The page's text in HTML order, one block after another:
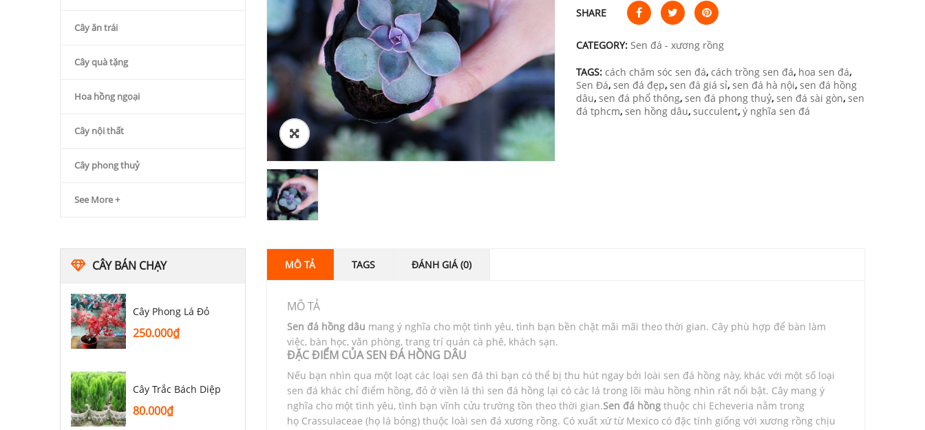
Cây ăn trái
Cây quà tặng
Hoa hồng ngoại
Cây nội thất
Cây phong thuỷ
See More +
CÂY BÁN CHẠY
Cây Phong Lá Đỏ
250.000₫
Cây Trắc Bách Diệp
80.000₫
SHARE
CATEGORY: Sen đá - xương rồng
TAGS: cách chăm sóc sen đá, cách trồng sen đá, hoa sen đá,
Sen Đá, sen đá đẹp, sen đá giá sỉ, sen đá hà nội, sen đá hồng
dâu, sen đá phổ thông, sen đá phong thuỷ, sen đá sài gòn, sen
đá tphcm, sen hồng dâu, succulent, ý nghĩa sen đá
MÔ TẢ TAGS ĐÁNH GIÁ (0)
MÔ TẢ
Sen đá hồng dâu mang ý nghĩa cho một tình yêu, tình bạn bền chặt mãi mãi theo thời gian. Cây phù hợp để bàn làm
việc, bàn học, văn phòng, trang trí quán cà phê, khách sạn.
ĐẶC ĐIỂM CỦA SEN ĐÁ HỒNG DÂU
Nếu bạn nhìn qua một loạt các loại sen đá thì bạn có thể bị thu hút ngay bởi loài sen đá hồng này, khác với một số loại
sen đá khác chỉ điểm hồng, đỏ ở viền lá thì sen đá hồng lại có các lá trong lõi màu hồng nhìn rất nổi bật. Cây mang ý
nghĩa cho một tình yêu, tình bạn vĩnh cửu trường tồn theo thời gian.Sen đá hồng thuộc chi Echeveria nằm trong
họ Crassulaceae (họ lá bỏng) thuộc loài sen đá xương rồng. Có xuất xứ từ Mexico có đặc tính giống với xương rồng chịu